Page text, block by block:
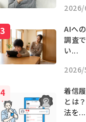
AIへ
調査
い...
着信
とは
法を...